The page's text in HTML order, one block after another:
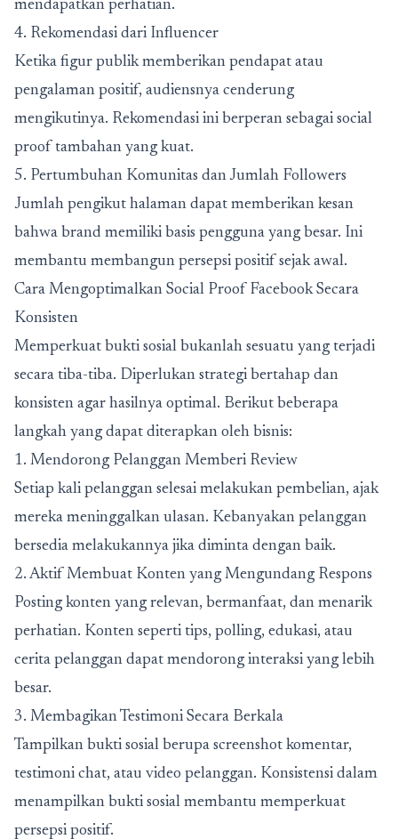
mendapatkan perhatian.
4. Rekomendasi dari Influencer
Ketika figur publik memberikan pendapat atau
pengalaman positif, audiensnya cenderung
mengikutinya. Rekomendasi ini berperan sebagai social
proof tambahan yang kuat.
5. Pertumbuhan Komunitas dan Jumlah Followers
Jumlah pengikut halaman dapat memberikan kesan
bahwa brand memiliki basis pengguna yang besar. Ini
membantu membangun persepsi positif sejak awal.
Cara Mengoptimalkan Social Proof Facebook Secara
Konsisten
Memperkuat bukti sosial bukanlah sesuatu yang terjadi
secara tiba-tiba. Diperlukan strategi bertahap dan
konsisten agar hasilnya optimal. Berikut beberapa
langkah yang dapat diterapkan oleh bisnis:
1. Mendorong Pelanggan Memberi Review
Setiap kali pelanggan selesai melakukan pembelian, ajak
mereka meninggalkan ulasan. Kebanyakan pelanggan
bersedia melakukannya jika diminta dengan baik.
2. Aktif Membuat Konten yang Mengundang Respons
Posting konten yang relevan, bermanfaat, dan menarik
perhatian. Konten seperti tips, polling, edukasi, atau
cerita pelanggan dapat mendorong interaksi yang lebih
besar.
3. Membagikan Testimoni Secara Berkala
Tampilkan bukti sosial berupa screenshot komentar,
testimoni chat, atau video pelanggan. Konsistensi dalam
menampilkan bukti sosial membantu memperkuat
persepsi positif.